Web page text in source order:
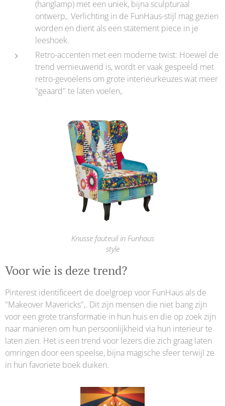
(hanglamp) met een uniek, bijna sculpturaal
ontwerp,. Verlichting in de FunHaus-stijl mag gezien
worden en dient als een statement piece in je
leeshoek.
Retro-accenten met een moderne twist: Hoewel de
trend vernieuwend is, wordt er vaak gespeeld met
retro-gevoelens om grote interieurkeuzes wat meer
"geaard" te laten voelen,.
Knusse fauteuil in Funhaus
style
Voor wie is deze trend?
Pinterest identificeert de doelgroep voor FunHaus als de
"Makeover Mavericks",. Dit zijn mensen die niet bang zijn
voor een grote transformatie in hun huis en die op zoek zijn
naar manieren om hun persoonlijkheid via hun interieur te
laten zien. Het is een trend voor lezers die zich graag laten
omringen door een speelse, bijna magische sfeer terwijl ze
in hun favoriete boek duiken.